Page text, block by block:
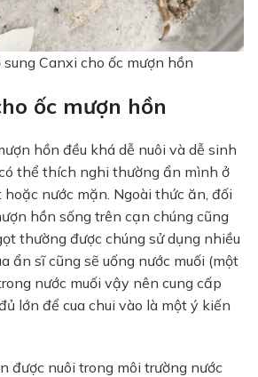
Canxi cho ốc mượn hồn
ốc mượn hồn
hồn đều khá dễ nuôi và dễ sinh
thể thích nghi thường ẩn mình ở
nước mặn. Ngoài thức ăn, đối
hồn sống trên cạn chúng cũng
thường được chúng sử dụng nhiều
ẩn sĩ cũng sẽ uống nước muối (một
nước muối vậy nên cung cấp
lớn để cua chui vào là một ý kiến
được nuôi trong môi trường nước